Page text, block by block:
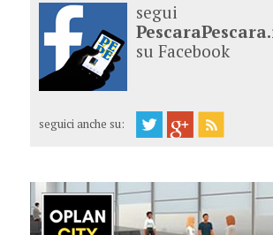
segui
su Facebook
seguici anche su: